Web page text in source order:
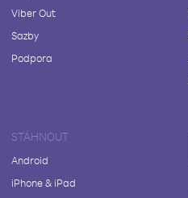
Viber Out
Sazby
Podpora
STÁHNOUT
Android
iPhone & iPad